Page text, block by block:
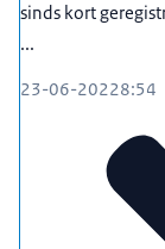
sinds kort
...
23-06-20228:54